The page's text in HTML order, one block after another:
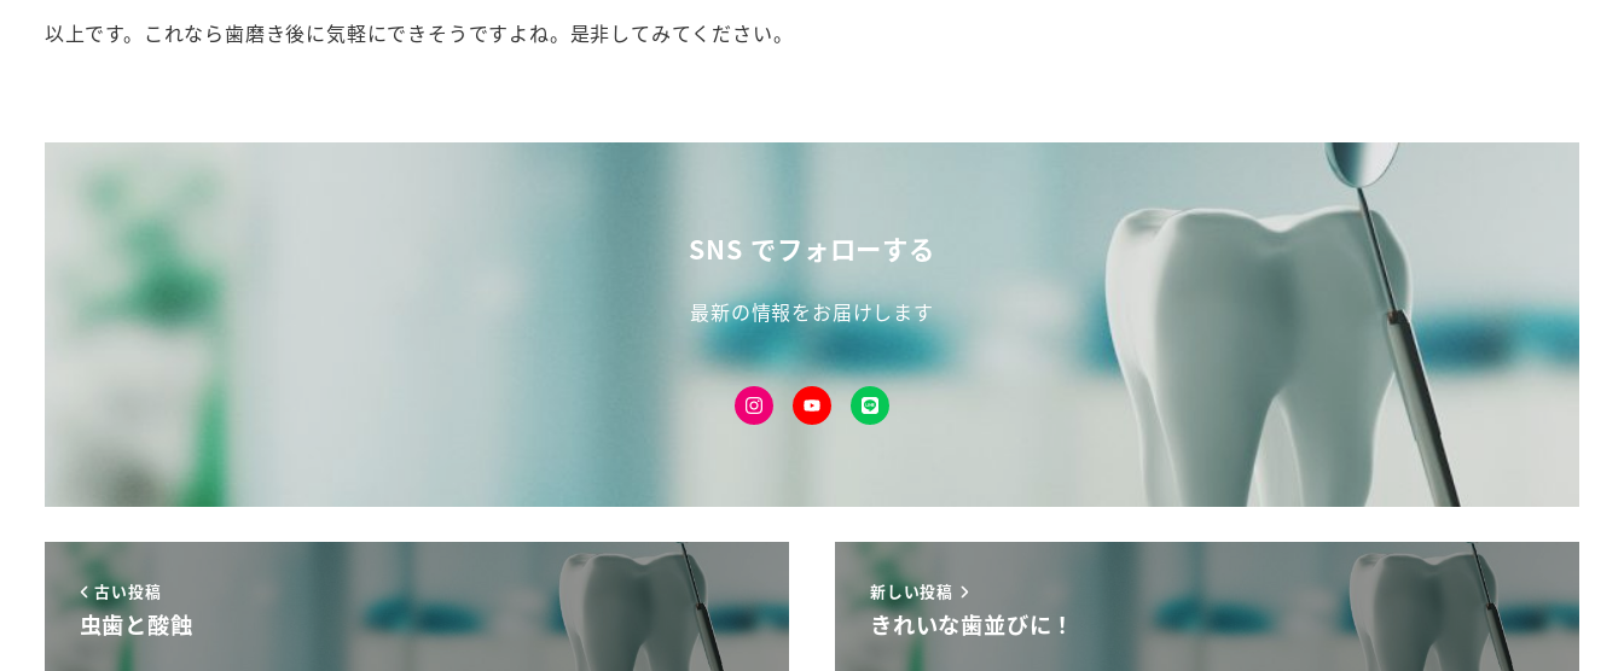
以上です。これなら歯磨き後に気軽にできそうですよね。是非してみてください。
SNS でフォローする
最新の情報をお届けします
古い投稿
虫歯と酸蝕
新しい投稿
きれいな歯並びに！